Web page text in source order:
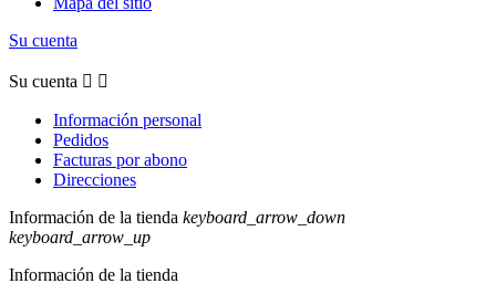
Su cuenta
Su cuenta  
Información personal
Pedidos
Facturas por abono
Direcciones
Información de la tienda keyboard_arrow_down
keyboard_arrow_up
Información de la tienda